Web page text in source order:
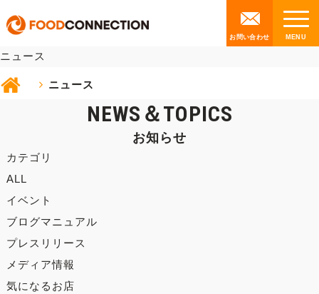
お問い合わせ
NEWS
ニュース
ニュース
NEWS＆TOPICS
お知らせ
カテゴリ
ALL
イベント
ブログマニュアル
プレスリリース
メディア情報
気になるお店